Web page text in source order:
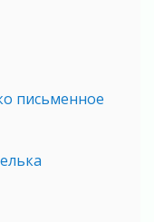
письменное